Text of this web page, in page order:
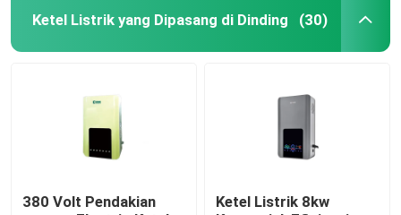
Ketel Listrik yang Dipasang di Dinding (30)
380 Volt Pendakian
Ketel Listrik 8kw